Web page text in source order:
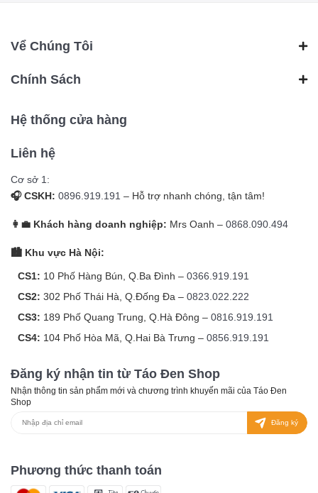
Vể Chúng Tôi
Chính Sách
Hệ thống cửa hàng
Liên hệ
Cơ sở 1:
🎧 CSKH: 0896.919.191 – Hỗ trợ nhanh chóng, tận tâm!
👩‍💼 Khách hàng doanh nghiệp: Mrs Oanh – 0868.090.494
🏙️ Khu vực Hà Nội:
CS1: 10 Phố Hàng Bún, Q.Ba Đình – 0366.919.191
CS2: 302 Phố Thái Hà, Q.Đống Đa – 0823.022.222
CS3: 189 Phố Quang Trung, Q.Hà Đông – 0816.919.191
CS4: 104 Phố Hòa Mã, Q.Hai Bà Trưng – 0856.919.191
Đăng ký nhận tin từ Táo Đen Shop
Nhận thông tin sản phẩm mới và chương trình khuyến mãi của Táo Đen
Shop
Đăng ký
Phương thức thanh toán